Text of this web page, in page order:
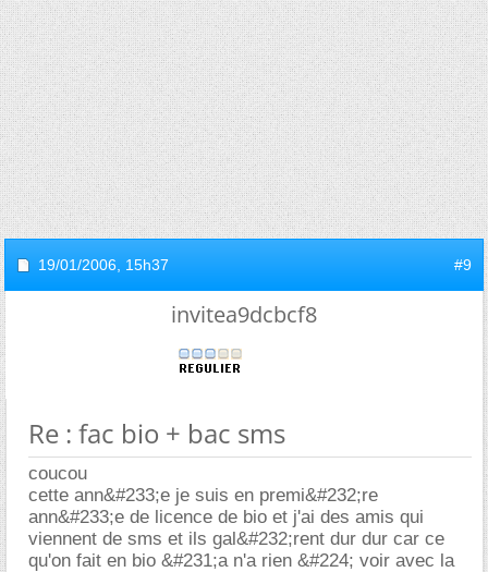
19/01/2006, 15h37 #9
invitea9dcbcf8
Re : fac bio + bac sms
coucou
cette ann&#233;e je suis en premi&#232;re
ann&#233;e de licence de bio et j'ai des amis qui
viennent de sms et ils gal&#232;rent dur dur car ce
qu'on fait en bio &#231;a n'a rien &#224; voir avec la